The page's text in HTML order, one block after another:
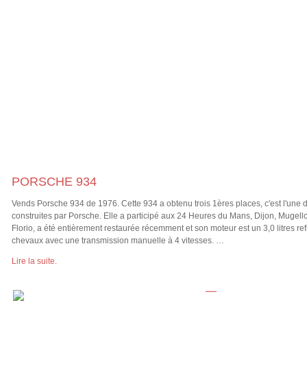
PORSCHE 934
Vends Porsche 934 de 1976. Cette 934 a obtenu trois 1ères places, c'est l'une
construites par Porsche. Elle a participé aux 24 Heures du Mans, Dijon,
Florio, a été entièrement restaurée récemment et son moteur est un 3,0 litres
chevaux avec une transmission manuelle à 4 vitesses. …
Lire la suite.